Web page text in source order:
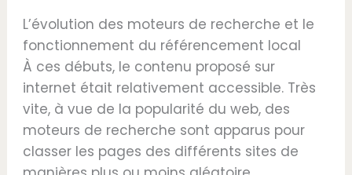
L’évolution des moteurs de recherche et le
fonctionnement du référencement local
À ces débuts, le contenu proposé sur
internet était relativement accessible. Très
vite, à vue de la popularité du web, des
moteurs de recherche sont apparus pour
classer les pages des différents sites de